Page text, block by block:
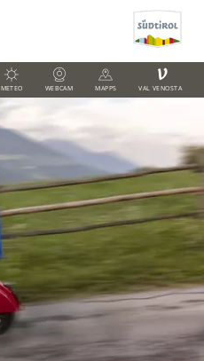
METEO WEBCAM MAPPS
V
VAL VENOSTA